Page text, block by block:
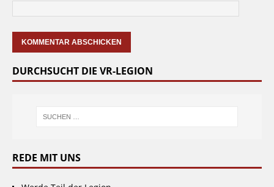
DURCHSUCHT DIE VR-LEGION
REDE MIT UNS